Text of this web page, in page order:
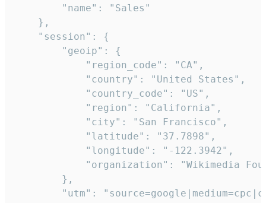
        "name": "Sales"
    },
    "session": {
        "geoip": {
            "region_code": "CA",
            "country": "United States",
            "country_code": "US",
            "region": "California",
            "city": "San Francisco",
            "latitude": "37.7898",
            "longitude": "-122.3942",
"organization": "Wikimedia
        },
"utm":